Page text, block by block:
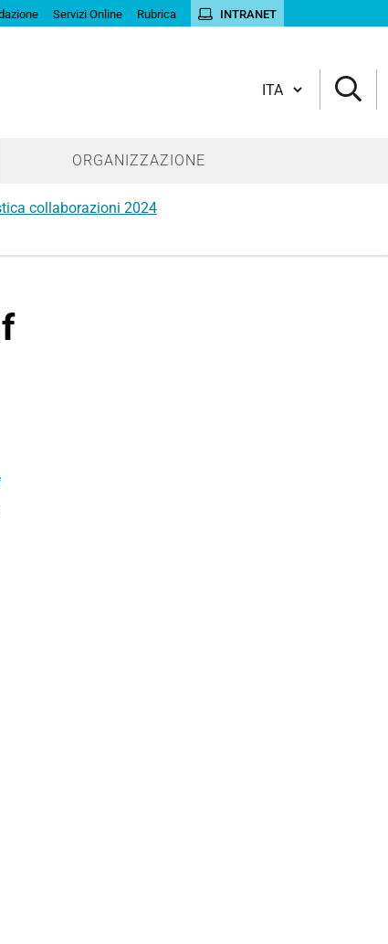
Servizi Online Rubrica INTRANET
Cambia lingua
ORGANIZZAZIONE
collaborazioni 2024